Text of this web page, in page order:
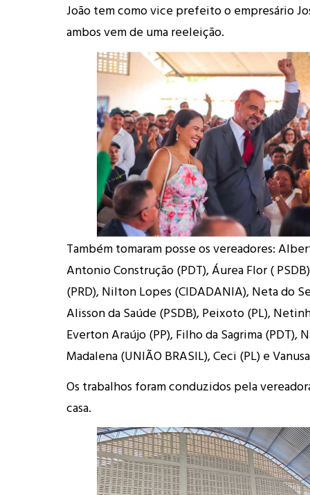
João tem como vice prefeito o empresário
ambos vem de uma reeleição.
Também tomaram posse os vereadores:
Antonio Construção (PDT), Áurea Flor (
(PRD), Nilton Lopes (CIDADANIA), Neta do
Alisson da Saúde (PSDB), Peixoto (PL),
Everton Araújo (PP), Filho da Sagrima (PDT),
Madalena (UNIÃO BRASIL), Ceci (PL) e
Os trabalhos foram conduzidos pela
casa.